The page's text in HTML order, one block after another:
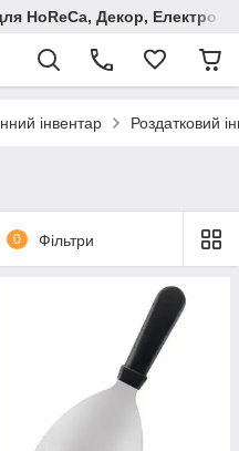
HoReCa, Декор,
інвентар Роздатковий
0 Фільтри